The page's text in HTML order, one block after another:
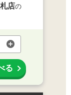
店の
る